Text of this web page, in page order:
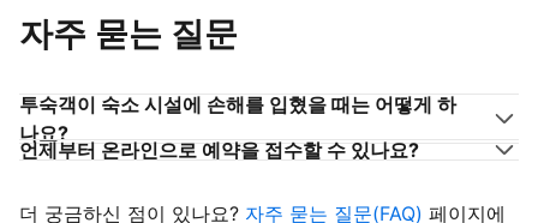
자주 묻는 질문
투숙객이 숙소 시설에 손해를 입혔을 때는 어떻게 하
나요?
언제부터 온라인으로 예약을 접수할 수 있나요?
더 궁금하신 점이 있나요? 자주 묻는 질문(FAQ) 페이지에